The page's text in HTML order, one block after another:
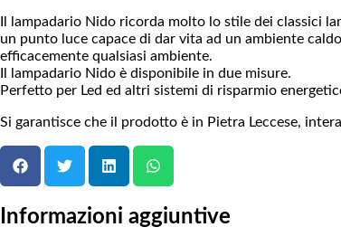
Il lampadario Nido ricorda molto lo stile dei classici
un punto luce capace di dar vita ad un ambiente
efficacemente qualsiasi ambiente.
Il lampadario Nido è disponibile in due misure.
Perfetto per Led ed altri sistemi di risparmio
Si garantisce che il prodotto è in Pietra Leccese,
Informazioni aggiuntive